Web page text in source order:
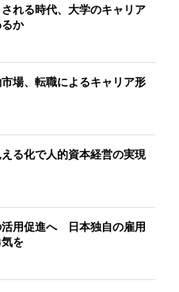
れる時代、大学のキャリア
か
場、転職によるキャリア形
る化で人的資本経営の実現
活用促進へ 日本独自の雇用
を